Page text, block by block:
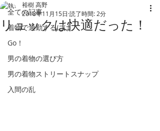
全ての記事
着物で通勤するには
Go！
男の着物の選び方
男の着物ストリートスナップ
入間の乱
リュックは快適だった！
裕樹 高野
2018年11月15日 読了時間: 2分